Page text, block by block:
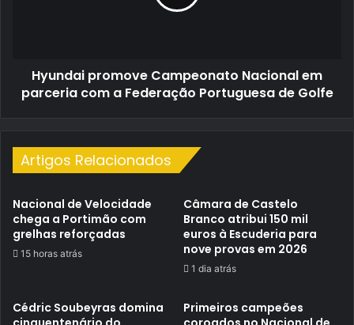
Portuguesa
de
Hyundai promove Campeonato Nacional em
parceria com a Federação Portuguesa de Golfe
Artigos Relacionados
Nacional de Velocidade
chega a Portimão com
grelhas reforçadas
15 horas atrás
Câmara de Castelo
Branco atribui 150 mil
euros à Escuderia para
nove provas em 2026
1 dia atrás
Cédric Soubeyras domina
Primeiros campeões